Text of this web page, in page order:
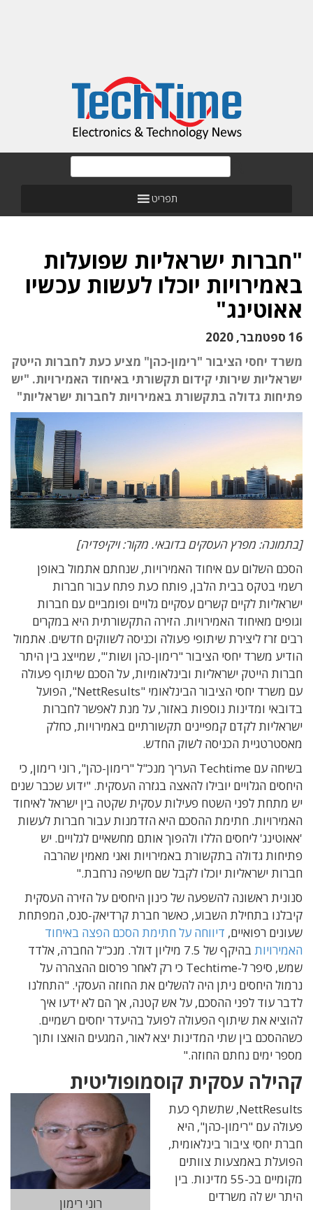
תפריט
"חברות ישראליות שפועלות
באמירויות יוכלו לעשות עכשיו
אאוטינג"
16 ספטמבר, 2020
משרד יחסי הציבור "רימון-כהן" מציע כעת לחברות הייטק
ישראליות שירותי קידום תקשורתי באיחוד האמירויות. "יש
פתיחות גדולה בתקשורת באמירויות לחברות ישראליות"
[בתמונה: מפרץ העסקים בדובאי. מקור: ויקיפדיה]
הסכם השלום עם איחוד האמירויות, שנחתם אתמול באופן
רשמי בטקס בבית הלבן, פותח כעת פתח עבור חברות
ישראליות לקיים קשרים עסקיים גלויים ופומביים עם חברות
וגופים מאיחוד האמירויות. הזירה התקשורתית היא במקרים
רבים זרז ליצירת שיתופי פעולה וכניסה לשווקים חדשים. אתמול
הודיע משרד יחסי הציבור "רימון-כהן ושות'", שמייצג בין היתר
חברות הייטק ישראליות ובינלאומיות, על הסכם שיתוף פעולה
עם משרד יחסי הציבור הבינלאומי "NettResults", הפועל
בדובאי ומדינות נוספות באזור, על מנת לאפשר לחברות
ישראליות לקדם קמפיינים תקשורתיים באמירויות, כחלק
מאסטרטגיית הכניסה לשוק החדש.
בשיחה עם Techtime העריך מנכ"ל "רימון-כהן", רוני רימון, כי
היחסים הגלויים יובילו להאצה בגזרה העסקית. "ידוע שכבר שנים
יש מתחת לפני השטח פעילות עסקית שקטה בין ישראל לאיחוד
האמירויות. חתימת ההסכם היא הזדמנות עבור חברות לעשות
'אאוטינג' ליחסים הללו ולהפוך אותם מחשאיים לגלויים. יש
פתיחות גדולה בתקשורת באמירויות ואני מאמין שהרבה
חברות ישראליות יוכלו לקבל שם חשיפה נרחבת."
סנונית ראשונה להשפעה של כינון היחסים על הזירה העסקית
קיבלנו בתחילת השבוע, כאשר חברת קרדיאק-סנס, המפתחת
שעונים רפואיים, דיווחה על חתימת הסכם הפצה באיחוד
האמירויות
בהיקף של 7.5 מיליון דולר. מנכ"ל החברה, אלדד
שמש, סיפר ל-Techtime כי רק לאחר פרסום ההצהרה על
נרמול היחסים ניתן היה להשלים את החוזה העסקי. "התחלנו
לדבר עוד לפני ההסכם, על אש קטנה, אך הם לא ידעו איך
להוציא את שיתוף הפעולה לפועל בהיעדר יחסים רשמיים.
כשההסכם בין שתי המדינות יצא לאור, המגעים הואצו ותוך
מספר ימים נחתם החוזה."
קהילה עסקית קוסמופוליטית
רוני רימון
NettResults, שתשתף כעת
פעולה עם "רימון-כהן", היא
חברת יחסי ציבור בינלאומית,
הפועלת באמצעות צוותים
מקומיים בכ-55 מדינות. בין
היתר יש לה משרדים